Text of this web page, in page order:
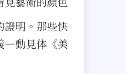
證明。那些快
—動見体《美